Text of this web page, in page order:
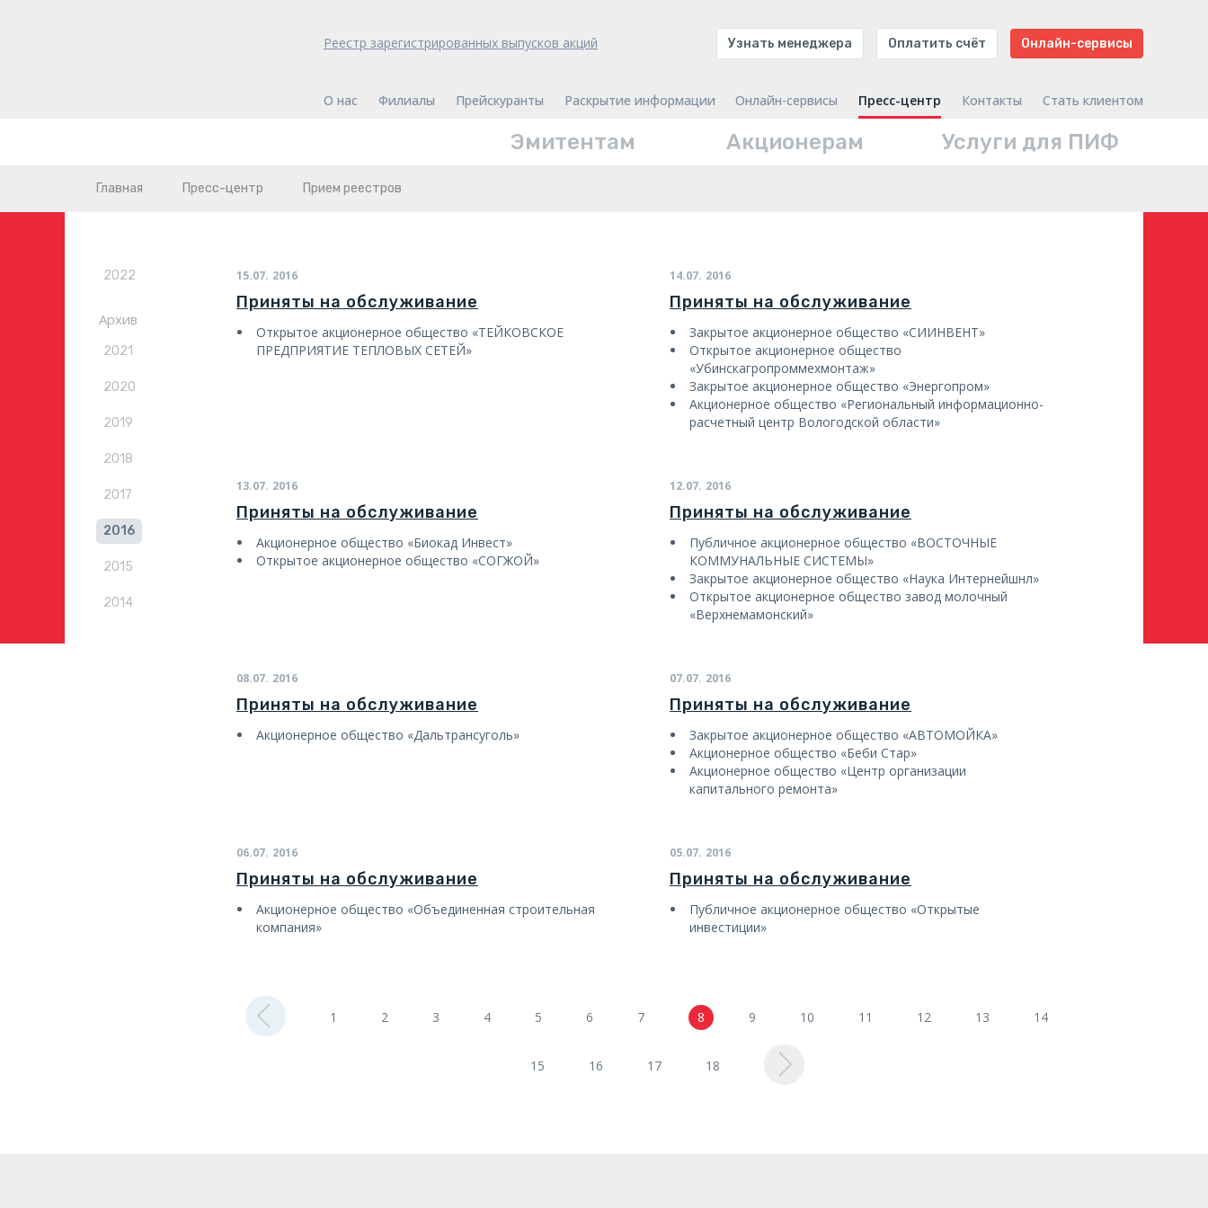
Реестр зарегистрированных выпусков акций Узнать менеджера Оплатить счёт Онлайн-сервисы
О нас Филиалы Прейскуранты Раскрытие информации Онлайн-сервисы Пресс-центр Контакты Стать клиентом
Эмитентам Акционерам Услуги для ПИФ
Главная Пресс-центр Прием реестров
2022
Архив
2021
2020
2019
2018
2017
2016
2015
2014
15.07. 2016
Приняты на обслуживание
Открытое акционерное общество «ТЕЙКОВСКОЕ
ПРЕДПРИЯТИЕ ТЕПЛОВЫХ СЕТЕЙ»
14.07. 2016
Приняты на обслуживание
Закрытое акционерное общество «СИИНВЕНТ»
Открытое акционерное общество
«Убинскагропроммехмонтаж»
Закрытое акционерное общество «Энергопром»
Акционерное общество «Региональный информационно-
расчетный центр Вологодской области»
13.07. 2016
Приняты на обслуживание
Акционерное общество «Биокад Инвест»
Открытое акционерное общество «СОГЖОЙ»
12.07. 2016
Приняты на обслуживание
Публичное акционерное общество «ВОСТОЧНЫЕ
КОММУНАЛЬНЫЕ СИСТЕМЫ»
Закрытое акционерное общество «Наука Интернейшнл»
Открытое акционерное общество завод молочный
«Верхнемамонский»
08.07. 2016
Приняты на обслуживание
Акционерное общество «Дальтрансуголь»
07.07. 2016
Приняты на обслуживание
Закрытое акционерное общество «АВТОМОЙКА»
Акционерное общество «Беби Стар»
Акционерное общество «Центр организации
капитального ремонта»
06.07. 2016
Приняты на обслуживание
Акционерное общество «Объединенная строительная
компания»
05.07. 2016
Приняты на обслуживание
Публичное акционерное общество «Открытые
инвестиции»
1 2 3 4 5 6 7 8 9 10 11 12 13 14
15 16 17 18